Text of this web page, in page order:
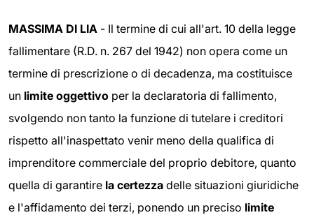
MASSIMA DI LIA - Il termine di cui all'art. 10 della legge
fallimentare (R.D. n. 267 del 1942) non opera come un
termine di prescrizione o di decadenza, ma costituisce
un limite oggettivo per la declaratoria di fallimento,
svolgendo non tanto la funzione di tutelare i creditori
rispetto all'inaspettato venir meno della qualifica di
imprenditore commerciale del proprio debitore, quanto
quella di garantire la certezza delle situazioni giuridiche
e l'affidamento dei terzi, ponendo un preciso limite